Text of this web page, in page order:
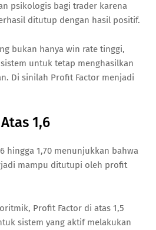
psikologis bagi trader karena
ditutup dengan hasil positif.
bukan hanya win rate tinggi,
untuk tetap menghasilkan
Di sinilah Profit Factor menjadi
1,6
hingga 1,70 menunjukkan bahwa
mampu ditutupi oleh profit
Profit Factor di atas 1,5
sistem yang aktif melakukan